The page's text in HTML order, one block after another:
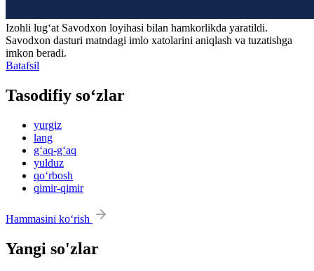
Izohli lugʻat Savodxon loyihasi bilan hamkorlikda yaratildi.
Savodxon dasturi matndagi imlo xatolarini aniqlash va tuzatishga
imkon beradi.
Batafsil
Tasodifiy so‘zlar
yurgiz
lang
g‘aq-g‘aq
yulduz
qo‘rbosh
qimir-qimir
Hammasini ko‘rish
Yangi so'zlar